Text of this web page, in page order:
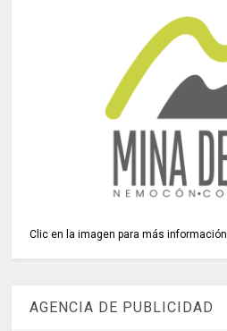
Clic en la imagen para más información
AGENCIA DE PUBLICIDAD